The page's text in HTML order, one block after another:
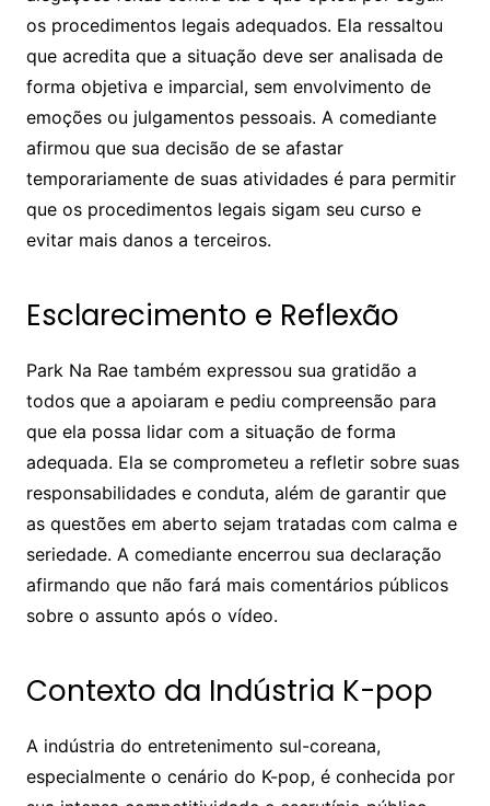
os procedimentos legais adequados. Ela ressaltou
que acredita que a situação deve ser analisada de
forma objetiva e imparcial, sem envolvimento de
emoções ou julgamentos pessoais. A comediante
afirmou que sua decisão de se afastar
temporariamente de suas atividades é para permitir
que os procedimentos legais sigam seu curso e
evitar mais danos a terceiros.
Esclarecimento e Reflexão
Park Na Rae também expressou sua gratidão a
todos que a apoiaram e pediu compreensão para
que ela possa lidar com a situação de forma
adequada. Ela se comprometeu a refletir sobre suas
responsabilidades e conduta, além de garantir que
as questões em aberto sejam tratadas com calma e
seriedade. A comediante encerrou sua declaração
afirmando que não fará mais comentários públicos
sobre o assunto após o vídeo.
Contexto da Indústria K-pop
A indústria do entretenimento sul-coreana,
especialmente o cenário do K-pop, é conhecida por